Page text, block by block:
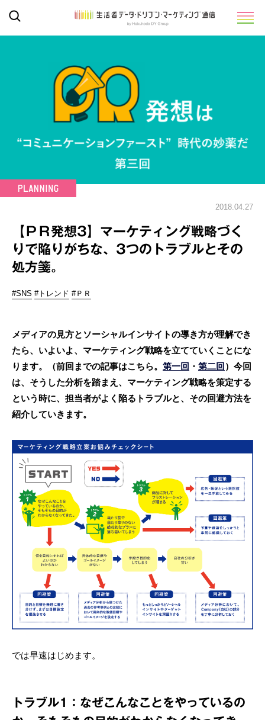
2018.04.27
【ＰＲ発想3】マーケティング戦略づく
りで陥りがちな、3つのトラブルとその
処方箋。
#SNS #トレンド #ＰＲ
メディアの見方とソーシャルインサイトの導き方が理解でき
たら、いよいよ、マーケティング戦略を立てていくことにな
ります。（前回までの記事はこちら。 第一回 ・ 第二回 ）今回
は、そうした分析を踏まえ、マーケティング戦略を策定する
という時に、担当者がよく陥るトラブルと、その回避方法を
紹介していきます。
では早速はじめます。
トラブル1：なぜこんなことをやっているの